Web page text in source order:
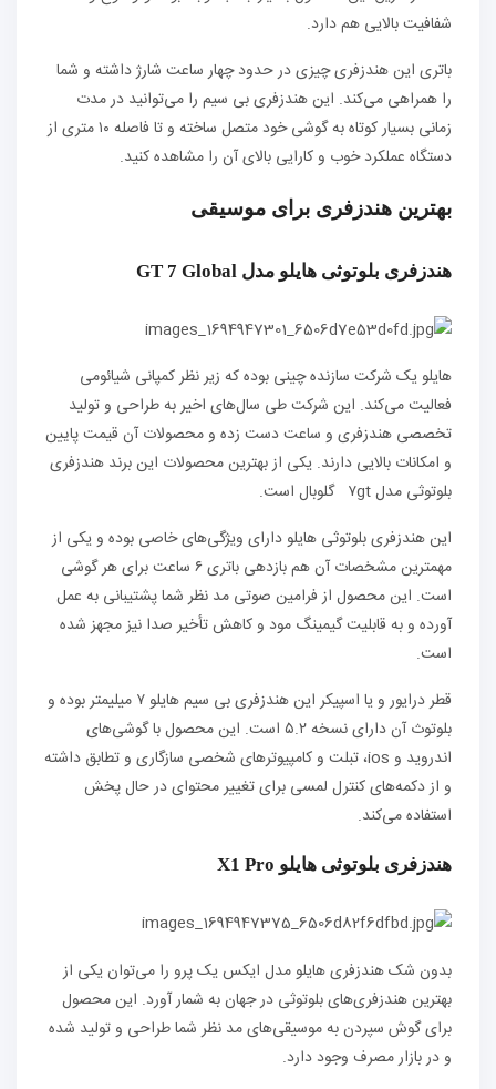
شفافیت بالایی هم دارد.
باتری این هندزفری چیزی در حدود چهار ساعت شارژ داشته و شما
را همراهی می‌کند. این هندزفری بی سیم را می‌توانید در مدت
زمانی بسیار کوتاه به گوشی خود متصل ساخته و تا فاصله ۱۰ متری از
دستگاه عملکرد خوب و کارایی بالای آن را مشاهده کنید.
بهترین هندزفری برای موسیقی
هندزفری بلوتوثی هایلو مدل GT 7 Global
هایلو یک شرکت سازنده چینی بوده که زیر نظر کمپانی شیائومی
فعالیت می‌کند. این شرکت طی سال‌های اخیر به طراحی و تولید
تخصصی هندزفری و ساعت‌ دست زده و محصولات آن قیمت پایین
و امکانات بالایی دارند. یکی از بهترین محصولات این برند هندزفری
بلوتوثی مدل ۷gt گلوبال است.
این هندزفری بلوتوثی هایلو دارای ویژگی‌های خاصی بوده و یکی از
مهمترین مشخصات آن هم بازدهی باتری ۶ ساعت برای هر گوشی
است. این محصول از فرامین صوتی مد نظر شما پشتیبانی به عمل
آورده و به قابلیت گیمینگ مود و کاهش تأخیر صدا نیز مجهز شده
است.
قطر درایور و یا اسپیکر این هندزفری بی سیم هایلو ۷ میلیمتر بوده و
بلوتوث آن دارای نسخه ۵.۲ است. این محصول با گوشی‌های
اندروید و ios، تبلت و کامپیوترهای شخصی سازگاری و تطابق داشته
و از دکمه‌های کنترل لمسی برای تغییر محتوای در حال‌ پخش
استفاده می‌کند.
هندزفری بلوتوثی هایلو X1 Pro
بدون شک هندزفری هایلو مدل ایکس یک پرو را می‌توان یکی از
بهترین هندزفری‌های بلوتوثی در جهان به شمار آورد. این محصول
برای گوش سپردن به موسیقی‌های مد نظر شما طراحی و تولید شده
و در بازار مصرف وجود دارد.